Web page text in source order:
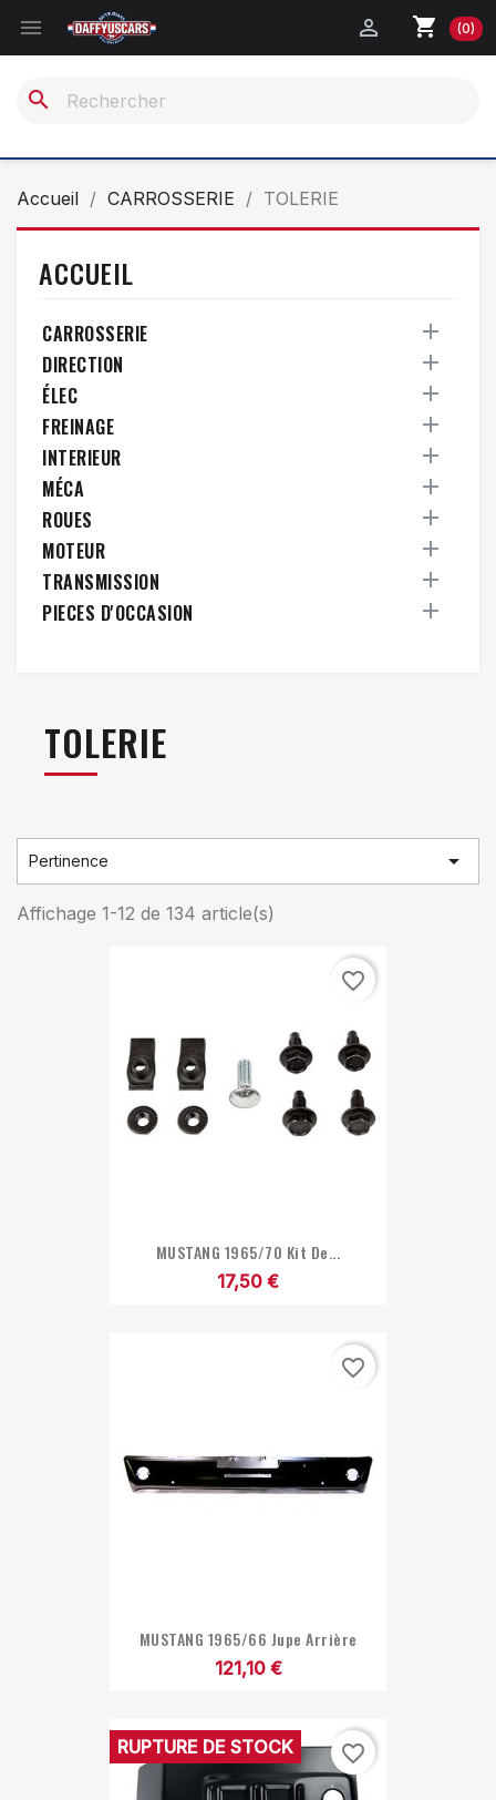
 shopping_cart (0)

search
Accueil CARROSSERIE TOLERIE
ACCUEIL
CARROSSERIE

DIRECTION

ÉLEC

FREINAGE

INTERIEUR

MÉCA

ROUES

MOTEUR

TRANSMISSION

PIECES D'OCCASION

TOLERIE
Pertinence 
Affichage 1-12 de 134 article(s)
MUSTANG 1965/70 Kit De...
17,50 €
favorite_border
MUSTANG 1965/66 Jupe Arrière
121,10 €
favorite_border
RUPTURE DE STOCK favorite_border